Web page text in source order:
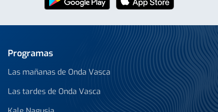
Programas
Las mañanas de Onda Vasca
Las tardes de Onda Vasca